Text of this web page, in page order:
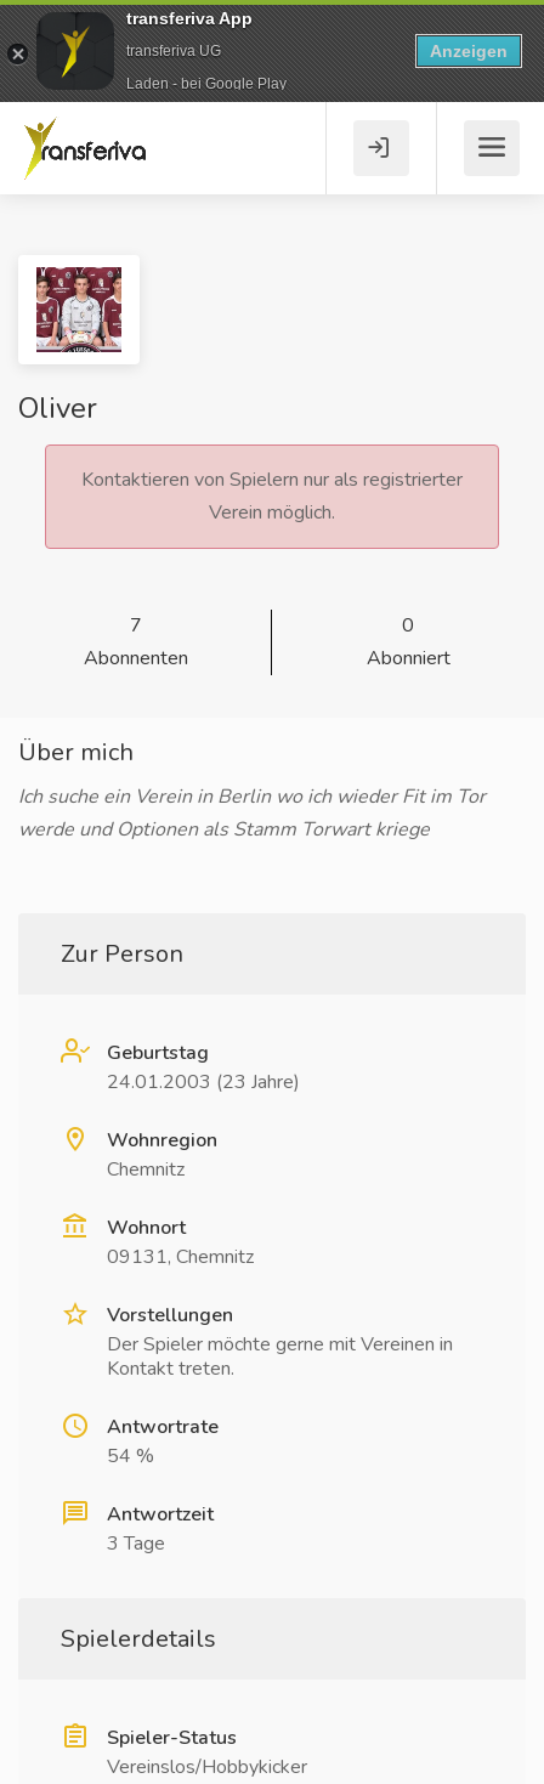
Oliver
Kontaktieren von Spielern nur als registrierter
Verein möglich.
7
Abonnenten
0
Abonniert
Über mich
Ich suche ein Verein in Berlin wo ich wieder Fit im Tor
werde und Optionen als Stamm Torwart kriege
Zur Person
Geburtstag
24.01.2003 (23 Jahre)
Wohnregion
Chemnitz
Wohnort
09131, Chemnitz
Vorstellungen
Der Spieler möchte gerne mit Vereinen in
Kontakt treten.
Antwortrate
54 %
Antwortzeit
3 Tage
Spielerdetails
Spieler-Status
Vereinslos/Hobbykicker
transferiva App
transferiva UG
Laden - bei Google Play
Anzeigen